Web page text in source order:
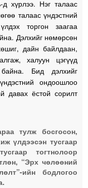
хүрлээ. Нэг талаас
талаас үндэстний
торгон заагаа
Дэлхийг нөмөрсөн
дайн байлдаан,
халуун цэгүүд
Бид дэлхийг
ондоошлоо
давах ёстой сорилт
тулж босгосон,
үлдээсэн тусгаар
тогтнолоор
“Эрх чөлөөний
ийн бодлогоо